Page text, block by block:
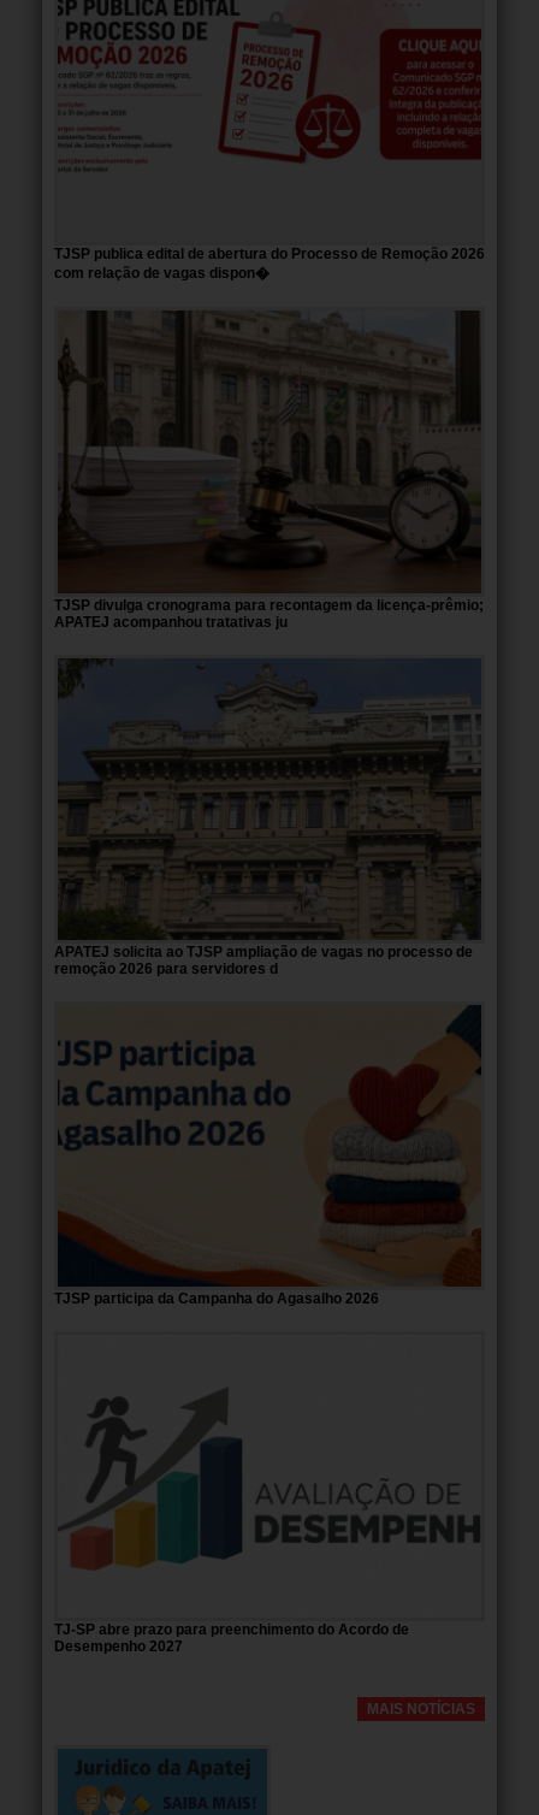
TJSP publica edital de abertura do Processo de Remoção 2026
com relação de vagas dispon�
TJSP divulga cronograma para recontagem da licença-prêmio;
APATEJ acompanhou tratativas ju
APATEJ solicita ao TJSP ampliação de vagas no processo de
remoção 2026 para servidores d
TJSP participa da Campanha do Agasalho 2026
TJ-SP abre prazo para preenchimento do Acordo de
Desempenho 2027
MAIS NOTÍCIAS